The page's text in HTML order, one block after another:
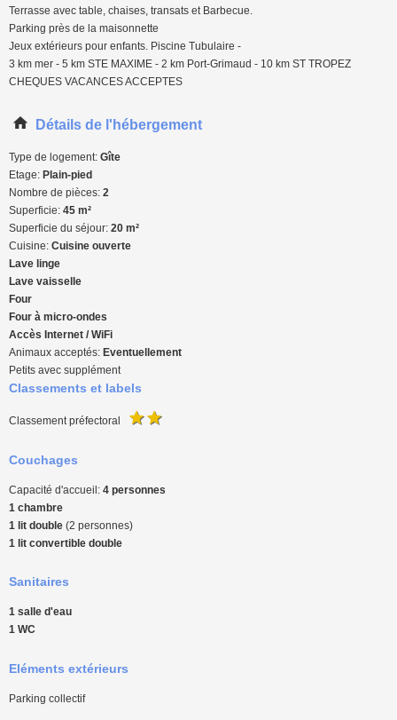
Terrasse avec table, chaises, transats et Barbecue.
Parking près de la maisonnette
Jeux extérieurs pour enfants. Piscine Tubulaire -
3 km mer - 5 km STE MAXIME - 2 km Port-Grimaud - 10 km ST TROPEZ
CHEQUES VACANCES ACCEPTES
Détails de l'hébergement
Type de logement: Gîte
Etage: Plain-pied
Nombre de pièces: 2
Superficie: 45 m²
Superficie du séjour: 20 m²
Cuisine: Cuisine ouverte
Lave linge
Lave vaisselle
Four
Four à micro-ondes
Accès Internet / WiFi
Animaux acceptés: Eventuellement
Petits avec supplément
Classements et labels
Classement préfectoral
Couchages
Capacité d'accueil: 4 personnes
1 chambre
1 lit double (2 personnes)
1 lit convertible double
Sanitaires
1 salle d'eau
1 WC
Eléments extérieurs
Parking collectif